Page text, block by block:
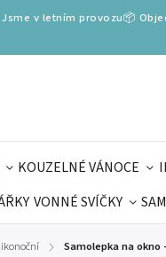
v letním provozu📦
KOUZELNÉ VÁNOCE
VONNÉ SVÍČKY
/ Samolepka na okno